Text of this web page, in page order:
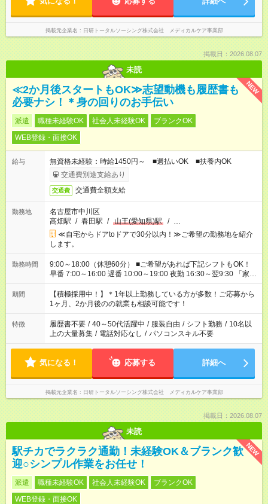
掲載元企業名 日研トータルソーシング株式会社 メディカルケア事業部
掲載日：2026.08.07
未読
NEW
≪2か月後スタートもOK≫志望動機も履歴書も
必要ナシ！＊身の回りのお手伝い
派遣 職種未経験OK 社会人未経験OK
ブランクOK
WEB登録・面接OK
給与
無資格未経験：時給1450円～ ■週払いOK ■扶養内OK
交通費別途支給あり
交通費 交通費全額支給
勤務地
名古屋市中川区
高畑駅 / 春田駅 / 山王(愛知県)駅 / …
≪自宅からドアtoドアで30分以内！≫ご希望の勤務地を紹介
します。
勤務時間
9:00～18:00（休憩60分） ■ご希望があれば下記シフトもOK！
早番 7:00～16:00 遅番 10:00～19:00 夜勤 16:30～翌9:30 「家族
と休みを合わせたい」 「余裕を持って夕飯の準備がしたい」
「できれば残業はしたくない」 など、ご希望を教えてください
ね。 ※Wワーク希望の方へ 今ご覧のお仕事で希望する勤務時間
と、もう1つのお仕事の勤務時間が 合計で週40時間を超える場
合は応募できません。
期間
【積極採用中！】＊1年以上勤務している方が多数！ご応募から
1ヶ月、2か月後のの就業も相談可能です！
特徴 履歴書不要 / 40～50代活躍中 / 服装自由 / シフト勤務 / 10名以
上の大量募集 / 電話対応なし / パソコンスキル不要
気になる！ 応募する 詳細へ
掲載元企業名 日研トータルソーシング株式会社 メディカルケア事業部
掲載日：2026.08.07
未読
NEW
駅チカでラクラク通勤！未経験OK＆ブランク歓
迎○シンプル作業をお任せ！
派遣 職種未経験OK 社会人未経験OK
ブランクOK
WEB登録・面接OK